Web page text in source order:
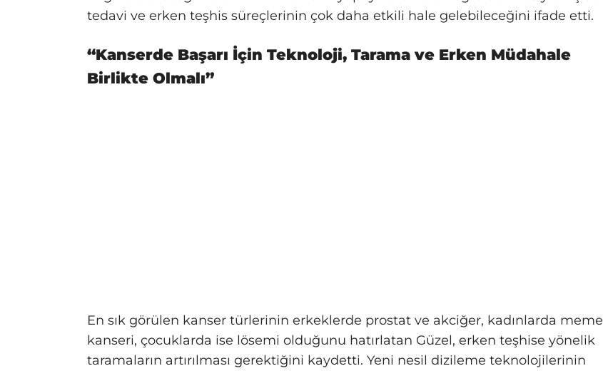
tedavi ve erken teşhis süreçlerinin çok daha etkili hale gelebileceğini ifade etti.
“Kanserde Başarı İçin Teknoloji, Tarama ve Erken Müdahale
Birlikte Olmalı”
En sık görülen kanser türlerinin erkeklerde prostat ve akciğer, kadınlarda meme
kanseri, çocuklarda ise lösemi olduğunu hatırlatan Güzel, erken teşhise yönelik
taramaların artırılması gerektiğini kaydetti. Yeni nesil dizileme teknolojilerinin